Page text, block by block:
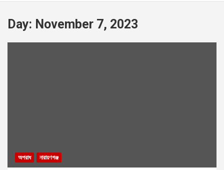
Day: November 7, 2023
অপরাধ নারায়ণগঞ্জ